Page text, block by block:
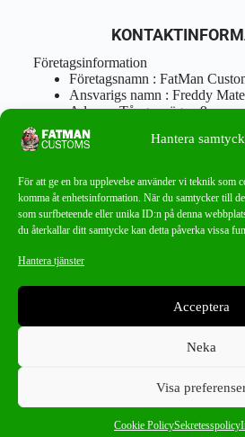
Hantera
För att ge en bra upplevelse använder vi teknik som
komma åt enhetsinformation. När du samtycker till
som surfbeteende eller unika ID:n på denna
du återkallar ditt samtycke kan detta påverka vissa
Hantera tjänster
Acceptera
Neka
Visa
Cookie PolicySekretesspolicy
Företagsinformation
Företagsnamn : FatMan
Ansvarigs namn : Freddy
Adress : Tångenvägen 9
Postnr : 417 46 Göteborg
Tel : 0762919666
info@fatmancustoms.se
Mån – Fre 10:00 – 18:00
Lör -11:00 – 15:00
Missa aldrig ett bra